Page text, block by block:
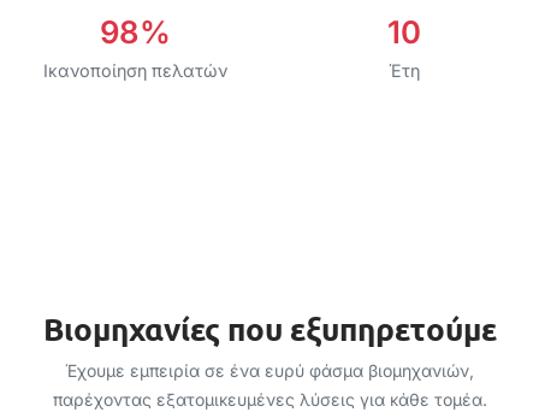
98%
Ικανοποίηση πελατών
10
Έτη
Βιομηχανίες που εξυπηρετούμε
Έχουμε εμπειρία σε ένα ευρύ φάσμα βιομηχανιών,
παρέχοντας εξατομικευμένες λύσεις για κάθε τομέα.